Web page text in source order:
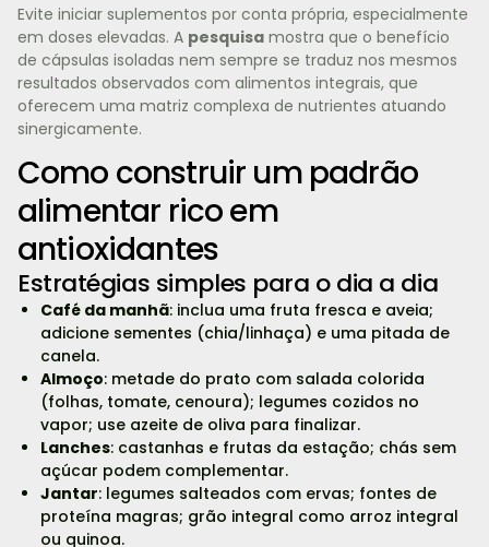
Evite iniciar suplementos por conta própria, especialmente
em doses elevadas. A pesquisa mostra que o benefício
de cápsulas isoladas nem sempre se traduz nos mesmos
resultados observados com alimentos integrais, que
oferecem uma matriz complexa de nutrientes atuando
sinergicamente.
Como construir um padrão
alimentar rico em
antioxidantes
Estratégias simples para o dia a dia
Café da manhã: inclua uma fruta fresca e aveia;
adicione sementes (chia/linhaça) e uma pitada de
canela.
Almoço: metade do prato com salada colorida
(folhas, tomate, cenoura); legumes cozidos no
vapor; use azeite de oliva para finalizar.
Lanches: castanhas e frutas da estação; chás sem
açúcar podem complementar.
Jantar: legumes salteados com ervas; fontes de
proteína magras; grão integral como arroz integral
ou quinoa.